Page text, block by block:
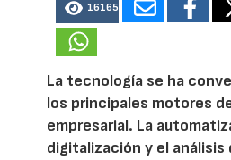
16165
La tecnología se ha
los principales motores
empresarial. La
digitalización y el análisis